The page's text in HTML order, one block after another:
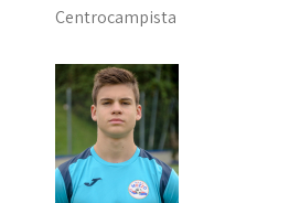
Centrocampista